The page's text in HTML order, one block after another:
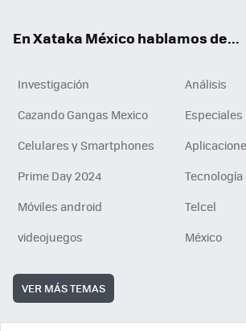
En Xataka México hablamos de...
Investigación
Análisis
Cazando Gangas Mexico
Especiales
Celulares y Smartphones
Prime Day 2024
Tecnología
Móviles android
Telcel
videojuegos
México
VER MÁS TEMAS